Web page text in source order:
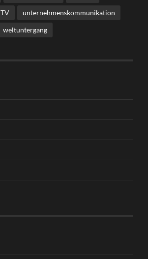
TV unternehmenskommunikation
weltuntergang